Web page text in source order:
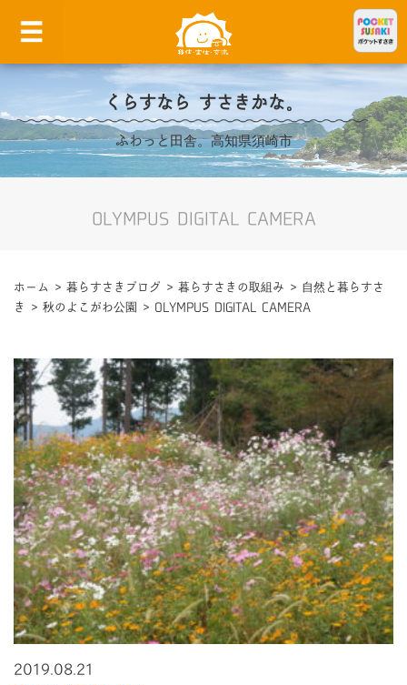
くらすなら すさきかな。
ふわっと田舎。高知県須崎市
OLYMPUS DIGITAL CAMERA
ホーム > 暮らすさきブログ > 暮らすさきの取組み > 自然と暮らすさ
き
> 秋のよこがわ公園 > OLYMPUS DIGITAL CAMERA
2019.08.21